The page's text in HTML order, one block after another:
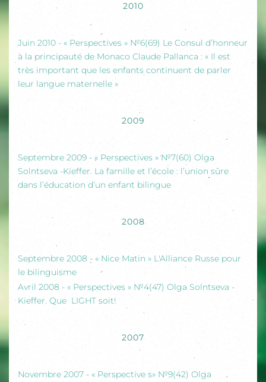
2010
Juin 2010 - « Perspectives » №6(69) Le Consul d’honneur
à la principauté de Monaco Claude Pallanca : « Il est
très important que les enfants continuent de parler
leur langue maternelle »
2009
Septembre 2009 - « Perspectives » №7(60) Olga
Solntseva -Kieffer. La famille et l’école : l’union sûre
dans l’éducation d’un enfant bilingue
2008
Septembre 2008 - « Nice Matin » L'Alliance Russe pour
le bilinguisme
Avril 2008 - « Perspectives » №4(47) Olga Solntseva -
Kieffer. Que LIGHT soit!
2007
Novembre 2007 - « Perspective s» №9(42) Olga